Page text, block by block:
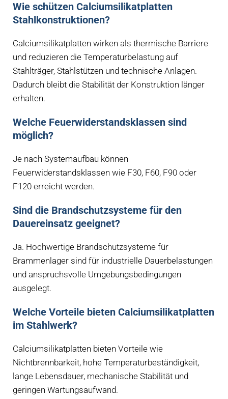
Wie schützen Calciumsilikatplatten
Stahlkonstruktionen?
Calciumsilikatplatten wirken als thermische Barriere
und reduzieren die Temperaturbelastung auf
Stahlträger, Stahlstützen und technische Anlagen.
Dadurch bleibt die Stabilität der Konstruktion länger
erhalten.
Welche Feuerwiderstandsklassen sind
möglich?
Je nach Systemaufbau können
Feuerwiderstandsklassen wie F30, F60, F90 oder
F120 erreicht werden.
Sind die Brandschutzsysteme für den
Dauereinsatz geeignet?
Ja. Hochwertige Brandschutzsysteme für
Brammenlager sind für industrielle Dauerbelastungen
und anspruchsvolle Umgebungsbedingungen
ausgelegt.
Welche Vorteile bieten Calciumsilikatplatten
im Stahlwerk?
Calciumsilikatplatten bieten Vorteile wie
Nichtbrennbarkeit, hohe Temperaturbeständigkeit,
lange Lebensdauer, mechanische Stabilität und
geringen Wartungsaufwand.